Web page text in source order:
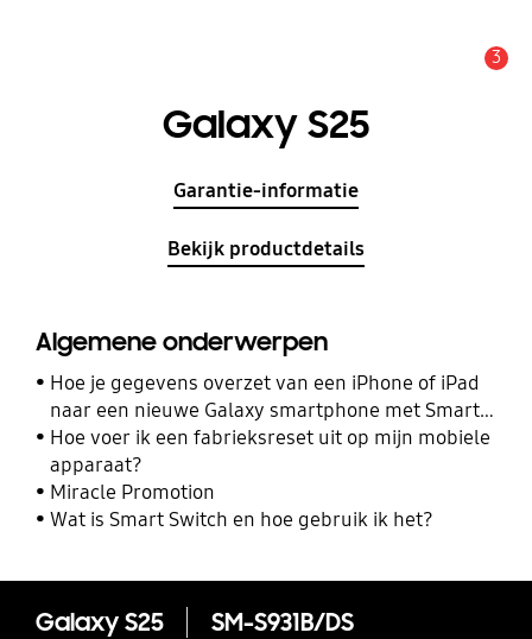
3
Galaxy S25
Garantie-informatie
Bekijk productdetails
Algemene onderwerpen
Hoe je gegevens overzet van een iPhone of iPad
naar een nieuwe Galaxy smartphone met Smart
Switch
Hoe voer ik een fabrieksreset uit op mijn mobiele
apparaat?
Miracle Promotion
Wat is Smart Switch en hoe gebruik ik het?
Galaxy S25 SM-S931B/DS